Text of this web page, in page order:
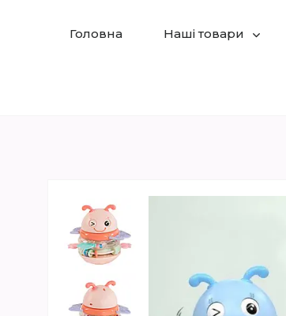
Головна Наші товари